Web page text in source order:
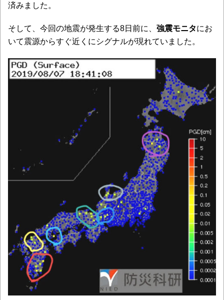
済みました。
そして、今回の地震が発生する8日前に、 強震モニタにお
いて震源からすぐ近くにシグナルが現れていました。